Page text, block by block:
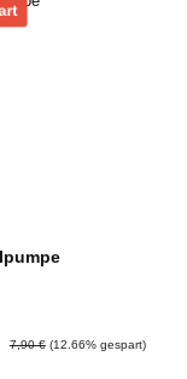
Rabatt
7,90 € (12.66% gespart)